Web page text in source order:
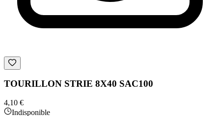
TOURILLON STRIE 8X40 SAC100
4,10 €
Indisponible